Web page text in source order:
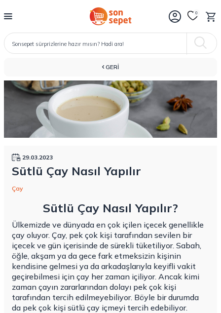
0
GERI
29.03.2023
Sütlü Çay Nasıl Yapılır
Çay
Sütlü Çay Nasıl Yapılır?
Ülkemizde ve dünyada en çok içilen içecek genellikle
çay oluyor. Çay, pek çok kişi tarafından sevilen bir
içecek ve gün içerisinde de sürekli tüketiliyor. Sabah,
öğle, akşam ya da gece fark etmeksizin kişinin
kendisine gelmesi ya da arkadaşlarıyla keyifli vakit
geçirebilmesi için çay her zaman içiliyor. Ancak kimi
zaman çayın zararlarından dolayı pek çok kişi
tarafından tercih edilmeyebiliyor. Böyle bir durumda
da pek çok kişi sütlü çay içmeyi tercih edebiliyor.